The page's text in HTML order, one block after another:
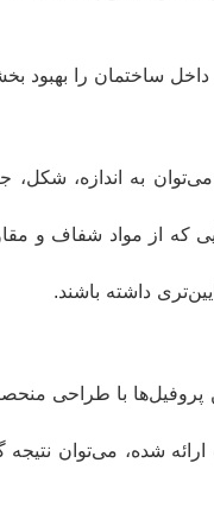
ساختمان را بهبود
به اندازه،
از مواد شفاف و
داشته باشند.
با طراحی
شده، می‌توان